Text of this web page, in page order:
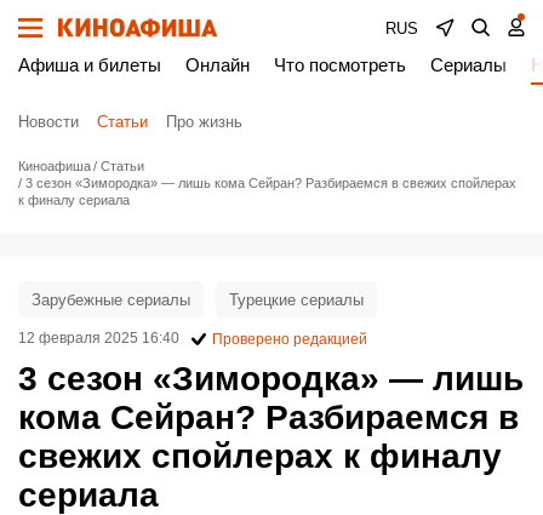
RUS
Афиша и билеты Онлайн Что посмотреть Сериалы
Новости Статьи Про жизнь
Киноафиша
Статьи
3 сезон «Зимородка» — лишь кома Сейран? Разбираемся в свежих спойлерах
к финалу сериала
3 сезон «Зимородка» — лишь
кома Сейран? Разбираемся в
свежих спойлерах к финалу
сериала
Зарубежные сериалы Турецкие сериалы
12 февраля 2025 16:40 Проверено редакцией